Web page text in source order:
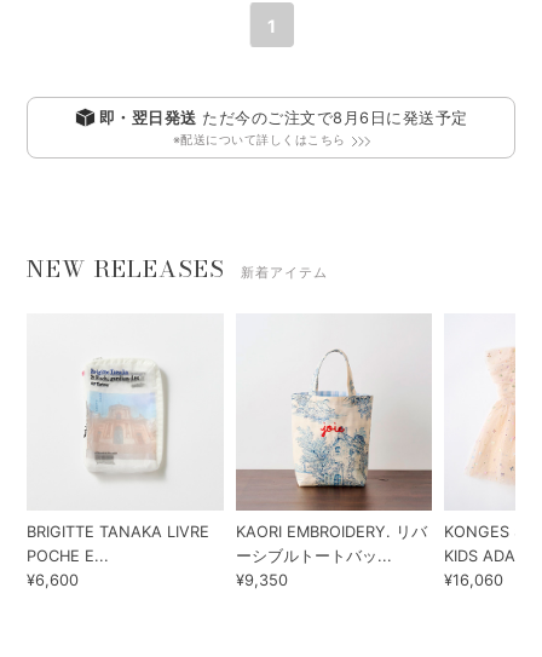
1
即・翌日発送 ただ今のご注文で8月6日 に発送予定
※配送について詳しくはこちら
NEW RELEASES 新着アイテム
BRIGITTE TANAKA LIVRE
POCHE E...
¥6,600
KAORI EMBROIDERY. リバ
ーシブルトートバッ...
¥9,350
KONGES
KIDS ADA...
¥16,060